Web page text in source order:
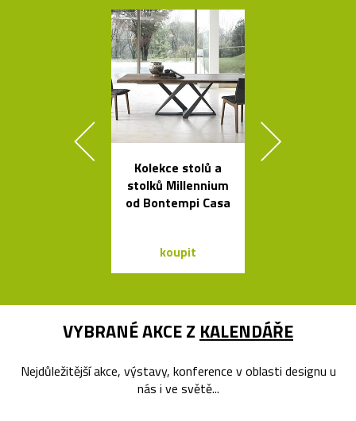
Kolekce stolů a
stolků Millennium
od Bontempi Casa
koupit
VYBRANÉ AKCE Z KALENDÁŘE
Nejdůležitější akce, výstavy, konference v oblasti designu u
nás i ve světě...